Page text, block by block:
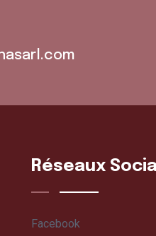
Réseaux
Facebook